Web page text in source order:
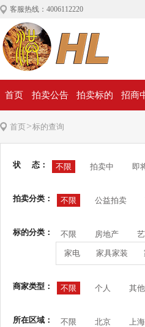
客服热线：4006112220
首页 拍卖公告 拍卖标的 招商
首页>标的查询
状 态： 不限 拍卖中 即
拍卖分类： 不限 公益拍卖
标的分类： 不限 房地产
家电 家具家装
商家类型： 不限 个人 其
所在区域： 不限 北京 上海